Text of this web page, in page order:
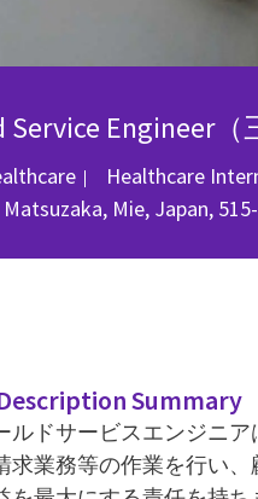
Service Engineer（
Healthcare
Location
Matsuzaka, Mie, Japan,
Summary
ルドサービスエンジニ
求業務等の作業を行い